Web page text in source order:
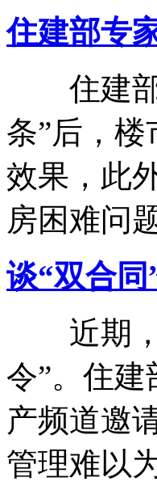
住建部专
住建部
条”后，
效果，此
房困难问
谈“双合
近期，
令”。住
产频道邀
管理难以